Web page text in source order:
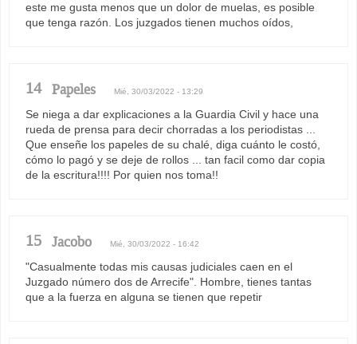
este me gusta menos que un dolor de muelas, es posible
que tenga razón. Los juzgados tienen muchos oídos,
14 Papeles Mié, 30/03/2022 - 13:29
Se niega a dar explicaciones a la Guardia Civil y hace una
rueda de prensa para decir chorradas a los periodistas ...
Que enseñe los papeles de su chalé, diga cuánto le costó,
cómo lo pagó y se deje de rollos ... tan facil como dar copia
de la escritura!!!! Por quien nos toma!!
15 Jacobo Mié, 30/03/2022 - 16:42
"Casualmente todas mis causas judiciales caen en el
Juzgado número dos de Arrecife". Hombre, tienes tantas
que a la fuerza en alguna se tienen que repetir